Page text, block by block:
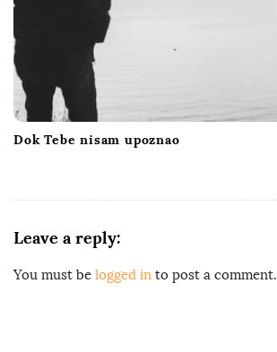
Dok Tebe nisam upoznao
Leave a reply:
You must be logged in to post a comment.